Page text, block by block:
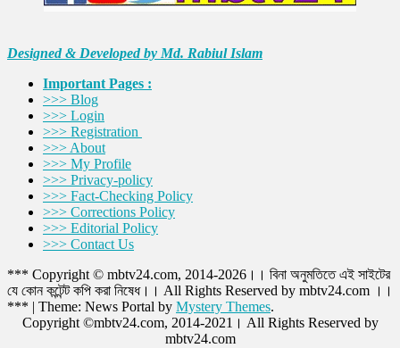
Designed & Developed by Md. Rabiul Islam
Important Pages :
>>> Blog
>>> Login
>>> Registration
>>> About
>>> My Profile
>>> Privacy-policy
>>> Fact-Checking Policy
>>> Corrections Policy
>>> Editorial Policy
>>> Contact Us
*** Copyright © mbtv24.com, 2014-2026।। বিনা অনুমতিতে এই সাইটের
যে কোন কন্টেন্ট কপি করা নিষেধ।। All Rights Reserved by mbtv24.com ।।
*** | Theme: News Portal by Mystery Themes.
Copyright ©mbtv24.com, 2014-2021। All Rights Reserved by
mbtv24.com